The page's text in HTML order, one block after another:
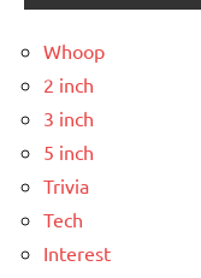
Whoop
2 inch
3 inch
5 inch
Trivia
Tech
Interest